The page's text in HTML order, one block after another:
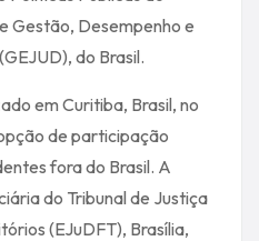
Gestão, Desempenho e
do Brasil.
em Curitiba, Brasil, no
de participação
fora do Brasil. A
do Tribunal de Justiça
(EJuDFT), Brasília,